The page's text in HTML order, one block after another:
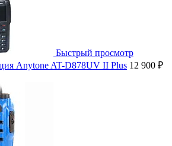
Быстрый просмотр
Anytone AT-D878UV II Plus 12 900 ₽